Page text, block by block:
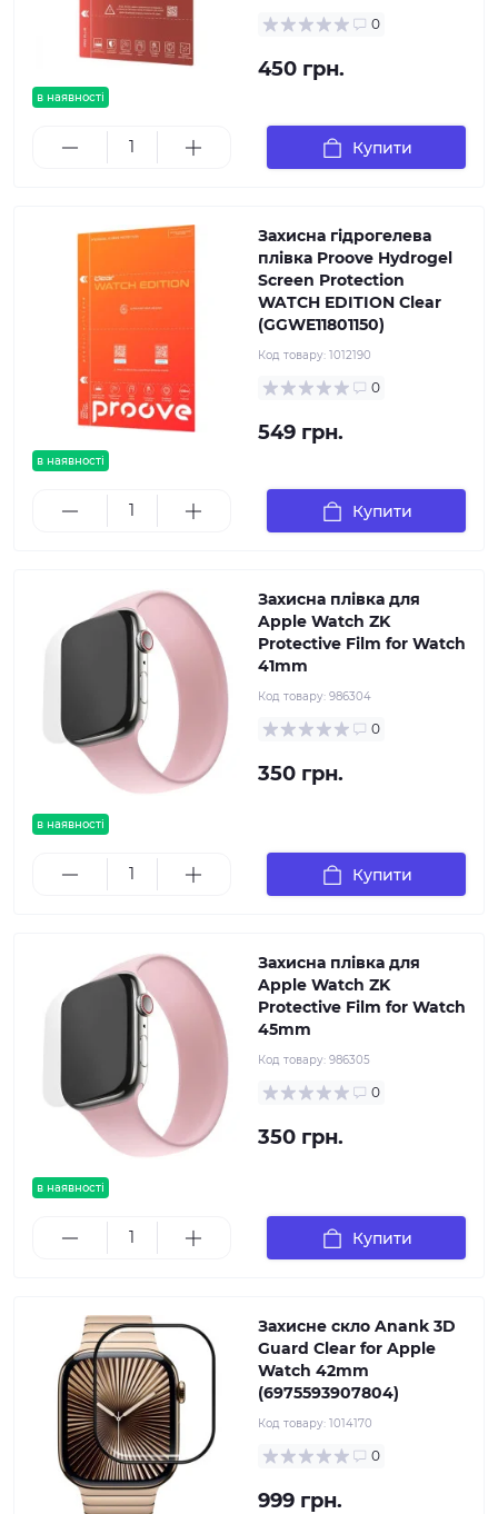
в наявності
0
450 грн.
Купити
в наявності
Захисна гідрогелева
плівка Proove Hydrogel
Screen Protection
WATCH EDITION Clear
(GGWE11801150)
Код товару: 1012190
0
549 грн.
Купити
в наявності
Захисна плівка для
Apple Watch ZK
Protective Film for Watch
41mm
Код товару: 986304
0
350 грн.
Купити
в наявності
Захисна плівка для
Apple Watch ZK
Protective Film for Watch
45mm
Код товару: 986305
0
350 грн.
Купити
Захисне скло Anank 3D
Guard Clear for Apple
Watch 42mm
(6975593907804)
Код товару: 1014170
0
999 грн.